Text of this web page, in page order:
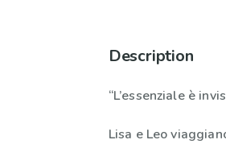
Description
“L’essenziale è
Lisa e Leo